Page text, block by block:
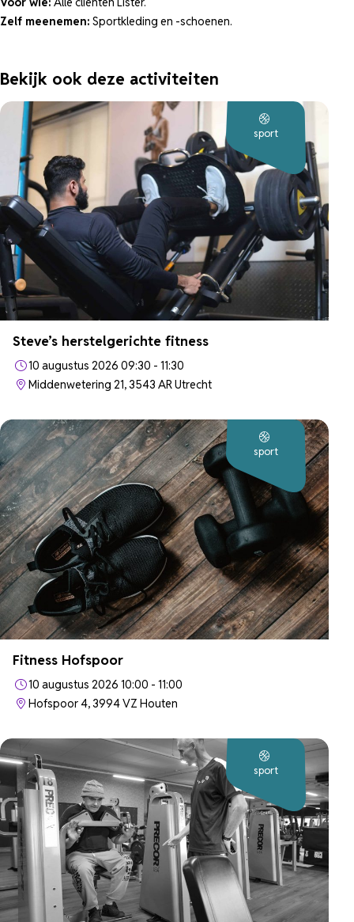
Zelf meenemen: Sportkleding en -schoenen.
Bekijk ook deze activiteiten
sport
Steve’s herstelgerichte fitness
10 augustus 2026 09:30 - 11:30
Middenwetering 21, 3543 AR Utrecht
sport
Fitness Hofspoor
10 augustus 2026 10:00 - 11:00
Hofspoor 4, 3994 VZ Houten
sport